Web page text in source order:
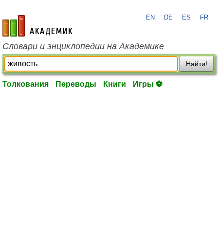
academic.ru
EN DE ES FR
Словари и энциклопедии на Академике
Найти!
Толкования Переводы Книги Игры ⚽